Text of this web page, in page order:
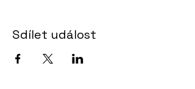
Sdílet událost